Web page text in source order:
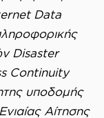
Data
Disaster
Continuity
υποδομής
Αίτησης